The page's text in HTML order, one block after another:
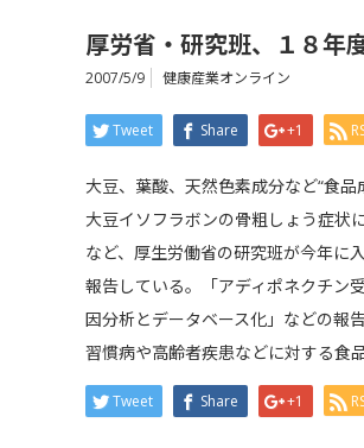
厚労省・研究班、１８年
2007/5/9 健康産業オンライン
Tweet Share +1
大豆、葉酸、天然色素成分など“食品
大豆イソフラボンの骨粗しょう症状
など、厚生労働省の研究班が今年に
報告している。「アディポネクチン
因分析とデータベース化」などの報
習慣病や高齢者疾患などに対する食
Tweet Share +1